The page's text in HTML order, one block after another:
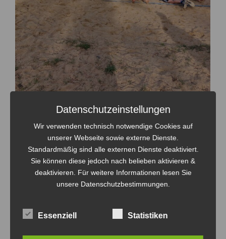
Datenschutzeinstellungen
Wir verwenden technisch notwendige Cookies auf
unserer Webseite sowie externe Dienste.
Standardmäßig sind alle externen Dienste deaktiviert.
Sie können diese jedoch nach belieben aktivieren &
deaktivieren. Für weitere Informationen lesen Sie
unsere Datenschutzbestimmungen.
Essenziell Statistiken